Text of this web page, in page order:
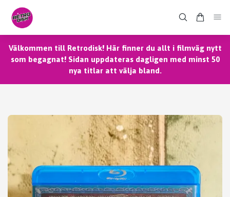
Välkommen till Retrodisk! Här finner du allt i filmväg nytt
som begagnat! Sidan uppdateras dagligen med minst 50
nya titlar att välja bland.